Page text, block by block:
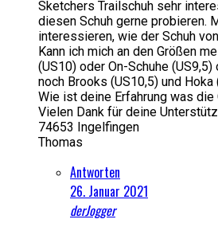
Sketchers Trailschuh sehr
diesen Schuh gerne probieren.
interessieren, wie der Schuh
Kann ich mich an den Größen
(US10) oder On-Schuhe
noch Brooks (US10,5) und
Wie ist deine Erfahrung was die
Vielen Dank für deine
74653 Ingelfingen
Thomas
Antworten
26. Januar 2021
derJogger